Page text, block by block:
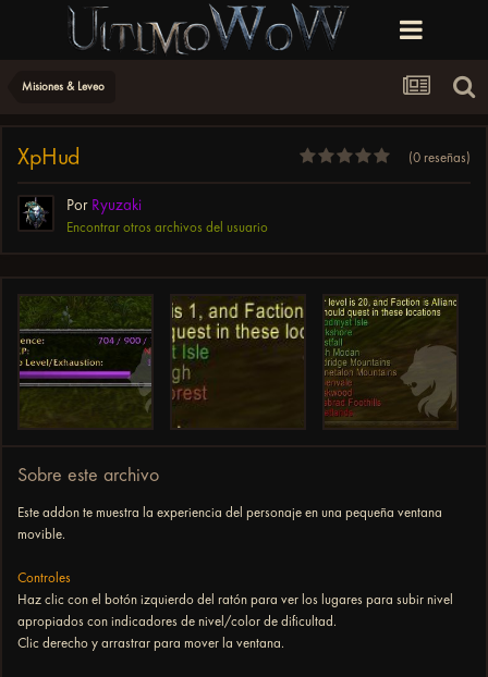
Misiones & Leveo
XpHud (0 reseñas)
Por Ryuzaki
Encontrar otros archivos del usuario
Sobre este archivo
Este addon te muestra la experiencia del personaje en una pequeña ventana
movible.
Controles
Haz clic con el botón izquierdo del ratón para ver los lugares para subir nivel
apropiados con indicadores de nivel/color de dificultad.
Clic derecho y arrastrar para mover la ventana.